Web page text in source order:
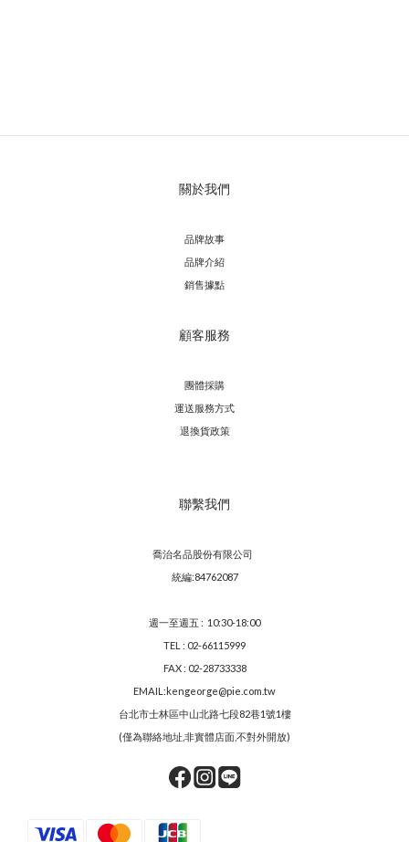
關於我們
品牌故事
品牌介紹
銷售據點
顧客服務
團體採購
運送服務方式
退換貨政策
聯繫我們
喬治名品股份有限公司
統編:84762087
週一至週五 : 10:30-18:00
TEL : 02-66115999
FAX : 02-28733338
EMAIL:kengeorge@pie.com.tw
台北市士林區中山北路七段82巷1號1樓
(僅為聯絡地址,非實體店面,不對外開放)